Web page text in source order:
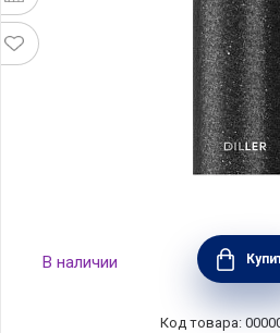
Термобутылка объем
нержавеющая сталь,
В наличии
Код товара: